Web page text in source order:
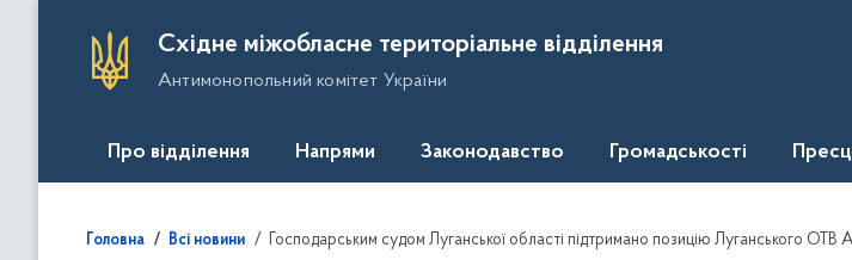
Східне міжобласне територіальне відділення
Антимонопольний комітет України
Про відділення Напрями Законодавство Громадськості
Головна Всі новини Господарським судом Луганської області підтримано позицію Луганського ОТВ